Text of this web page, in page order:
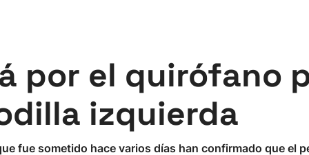
por el quirófano
izquierda
fue sometido hace varios días han confirmado que el